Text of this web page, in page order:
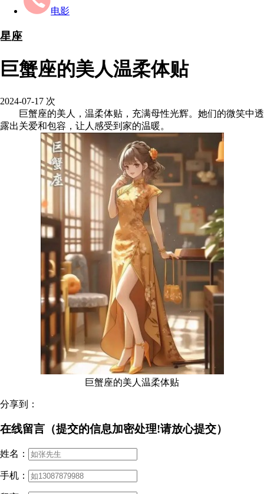
电影
星座
巨蟹座的美人温柔体贴
2024-07-17 次
巨蟹座的美人，温柔体贴，充满母性光辉。她们的微笑中透
露出关爱和包容，让人感受到家的温暖。
巨蟹座的美人温柔体贴
分享到：
在线留言（提交的信息加密处理!请放心提交）
姓名：
手机：